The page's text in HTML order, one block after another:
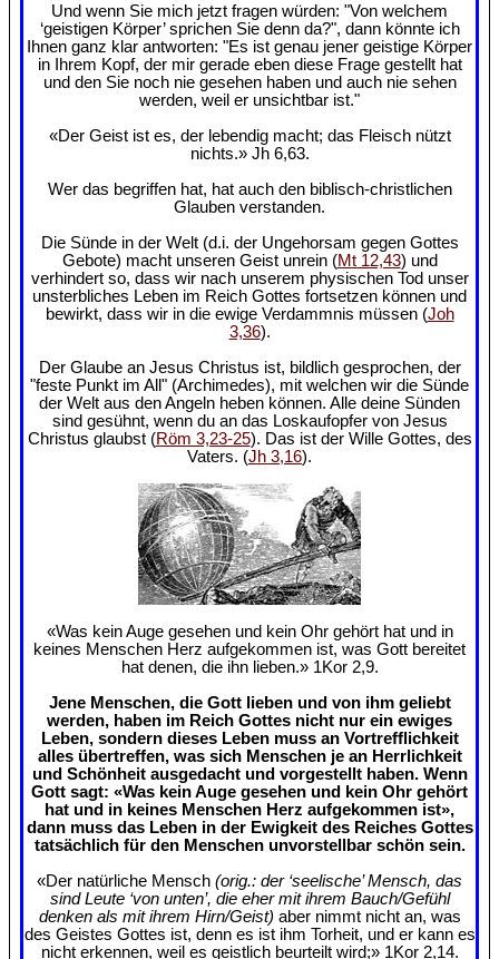
Und wenn Sie mich jetzt fragen würden: "Von welchem
‘geistigen Körper’ sprichen Sie denn da?", dann könnte ich
Ihnen ganz klar antworten: "Es ist genau jener geistige Körper
in Ihrem Kopf, der mir gerade eben diese Frage gestellt hat
und den Sie noch nie gesehen haben und auch nie sehen
werden, weil er unsichtbar ist."
«Der Geist ist es, der lebendig macht; das Fleisch nützt
nichts.» Jh 6,63.
Wer das begriffen hat, hat auch den biblisch-christlichen
Glauben verstanden.
Die Sünde in der Welt (d.i. der Ungehorsam gegen Gottes
Gebote) macht unseren Geist unrein (Mt 12,43) und
verhindert so, dass wir nach unserem physischen Tod unser
unsterbliches Leben im Reich Gottes fortsetzen können und
bewirkt, dass wir in die ewige Verdammnis müssen (Joh
3,36).
Der Glaube an Jesus Christus ist, bildlich gesprochen, der
"feste Punkt im All" (Archimedes), mit welchen wir die Sünde
der Welt aus den Angeln heben können. Alle deine Sünden
sind gesühnt, wenn du an das Loskaufopfer von Jesus
Christus glaubst (Röm 3,23-25). Das ist der Wille Gottes, des
Vaters. (Jh 3,16).
«Was kein Auge gesehen und kein Ohr gehört hat und in
keines Menschen Herz aufgekommen ist, was Gott bereitet
hat denen, die ihn lieben.» 1Kor 2,9.
Jene Menschen, die Gott lieben und von ihm geliebt
werden, haben im Reich Gottes nicht nur ein ewiges
Leben, sondern dieses Leben muss an Vortrefflichkeit
alles übertreffen, was sich Menschen je an Herrlichkeit
und Schönheit ausgedacht und vorgestellt haben. Wenn
Gott sagt: «Was kein Auge gesehen und kein Ohr gehört
hat und in keines Menschen Herz aufgekommen ist»,
dann muss das Leben in der Ewigkeit des Reiches Gottes
tatsächlich für den Menschen unvorstellbar schön sein.
«Der natürliche Mensch (orig.: der ‘seelische’ Mensch, das
sind Leute ‘von unten’, die eher mit ihrem Bauch/Gefühl
denken als mit ihrem Hirn/Geist) aber nimmt nicht an, was
des Geistes Gottes ist, denn es ist ihm Torheit, und er kann es
nicht erkennen, weil es geistlich beurteilt wird;» 1Kor 2,14.